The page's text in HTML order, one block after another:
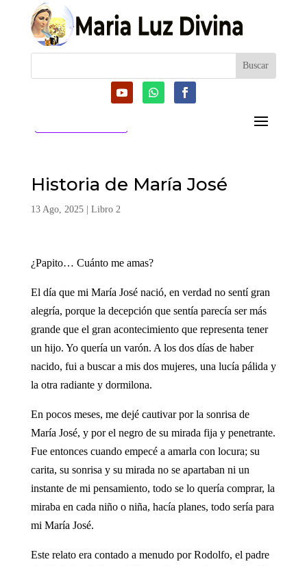
Historia de María José
13 Ago, 2025| Libro 2
¿Papito… Cuánto me amas?
El día que mi María José nació, en verdad no sentí gran
alegría, porque la decepción que sentía parecía ser más
grande que el gran acontecimiento que representa tener
un hijo. Yo quería un varón. A los dos días de haber
nacido, fui a buscar a mis dos mujeres, una lucía pálida y
la otra radiante y dormilona.
En pocos meses, me dejé cautivar por la sonrisa de
María José, y por el negro de su mirada fija y penetrante.
Fue entonces cuando empecé a amarla con locura; su
carita, su sonrisa y su mirada no se apartaban ni un
instante de mi pensamiento, todo se lo quería comprar, la
miraba en cada niño o niña, hacía planes, todo sería para
mi María José.
Este relato era contado a menudo por Rodolfo, el padre